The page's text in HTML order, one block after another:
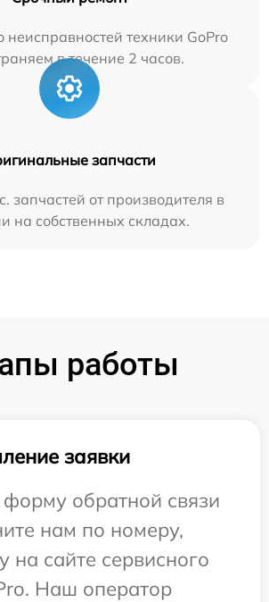
неисправностей техники GoPro
в течение 2 часов.
запчасти
запчастей от производителя в
на собственных складах.
работы
заявки
обратной связи
нам по номеру,
на сайте сервисного
Наш оператор